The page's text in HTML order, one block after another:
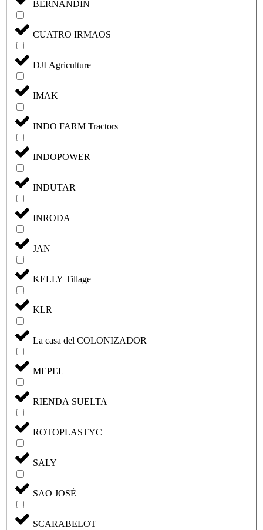
BERNANDIN
CUATRO IRMAOS
DJI Agriculture
IMAK
INDO FARM Tractors
INDOPOWER
INDUTAR
INRODA
JAN
KELLY Tillage
KLR
La casa del COLONIZADOR
MEPEL
RIENDA SUELTA
ROTOPLASTYC
SALY
SAO JOSÉ
SCARABELOT